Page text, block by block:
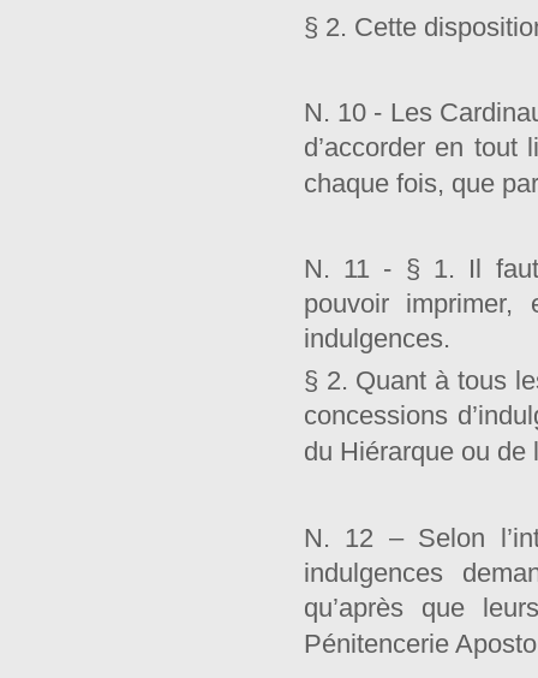
§ 2. Cette
N. 10 - Les
d’accorder en tout
chaque fois, que
N. 11 - § 1. Il faut
pouvoir
indulgences.
§ 2. Quant à tous
concessions
du Hiérarque ou de
N. 12 – Selon
indulgences
qu’après que
Pénitencerie